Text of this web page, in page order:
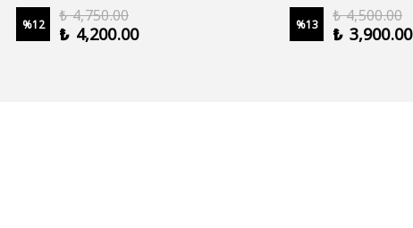
%12
₺ 4,750.00
₺ 4,200.00 %13
₺ 4,500.00
₺ 3,900.00